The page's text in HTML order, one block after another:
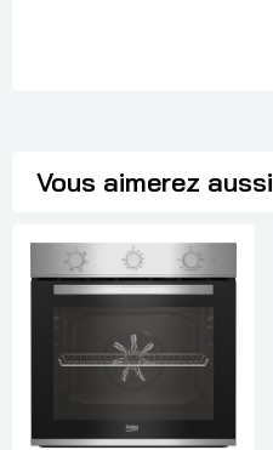
Vous aimerez aussi